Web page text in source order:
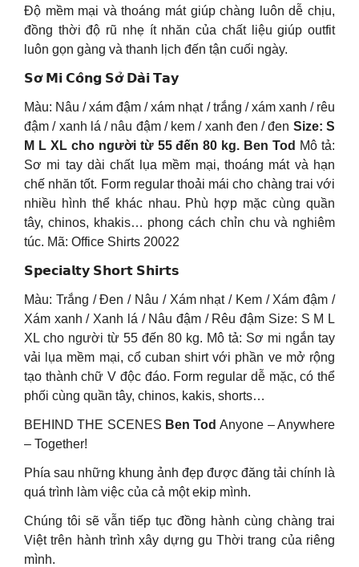
Độ mềm mại và thoáng mát giúp chàng luôn dễ chịu,
đồng thời độ rũ nhẹ ít nhăn của chất liệu giúp outfit
luôn gọn gàng và thanh lịch đến tận cuối ngày.
𝗦𝗼̛ 𝗠𝗶 𝗖𝗼̂𝗻𝗴 𝗦𝗼̛̉ 𝗗𝗮̀𝗶 𝗧𝗮𝘆
Màu: Nâu / xám đậm / xám nhạt / trắng / xám xanh / rêu
đậm / xanh lá / nâu đậm / kem / xanh đen / đen Size: S
M L XL cho người từ 55 đến 80 kg. Ben Tod Mô tả:
Sơ mi tay dài chất lụa mềm mại, thoáng mát và hạn
chế nhăn tốt. Form regular thoải mái cho chàng trai với
nhiều hình thể khác nhau. Phù hợp mặc cùng quần
tây, chinos, khakis… phong cách chỉn chu và nghiêm
túc. Mã: Office Shirts 20022
𝗦𝗽𝗲𝗰𝗶𝗮𝗹𝘁𝘆 𝗦𝗵𝗼𝗿𝘁 𝗦𝗵𝗶𝗿𝘁𝘀
Màu: Trắng / Đen / Nâu / Xám nhạt / Kem / Xám đậm /
Xám xanh / Xanh lá / Nâu đậm / Rêu đậm Size: S M L
XL cho người từ 55 đến 80 kg. Mô tả: Sơ mi ngắn tay
vải lụa mềm mại, cổ cuban shirt với phần ve mở rộng
tạo thành chữ V độc đáo. Form regular dễ mặc, có thể
phối cùng quần tây, chinos, kakis, shorts…
BEHIND THE SCENES Ben TodAnyone – Anywhere
– Together!
Phía sau những khung ảnh đẹp được đăng tải chính là
quá trình làm việc của cả một ekip mình.
Chúng tôi sẽ vẫn tiếp tục đồng hành cùng chàng trai
Việt trên hành trình xây dựng gu Thời trang của riêng
mình.